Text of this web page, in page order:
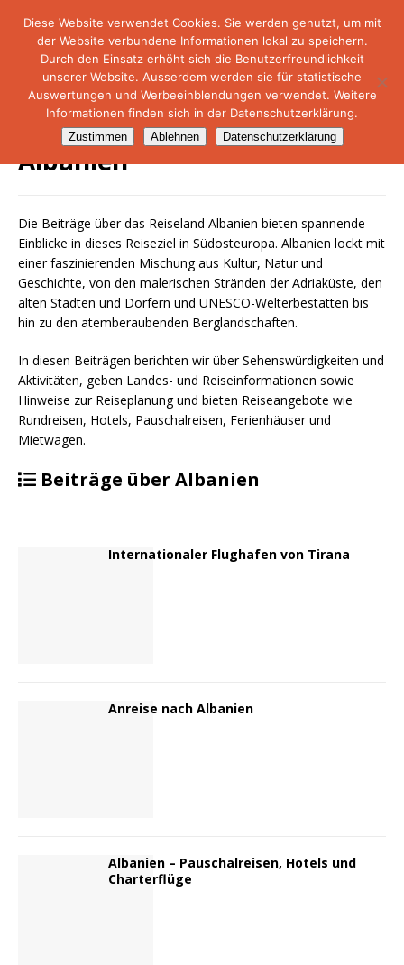
NetMare-Reiseportal
Albanien
Die Beiträge über das Reiseland Albanien bieten spannende
Einblicke in dieses Reiseziel in Südosteuropa. Albanien lockt mit
einer faszinierenden Mischung aus Kultur, Natur und
Geschichte, von den malerischen Stränden der Adriaküste, den
alten Städten und Dörfern und UNESCO-Welterbestätten bis
hin zu den atemberaubenden Berglandschaften.
In diesen Beiträgen berichten wir über Sehenswürdigkeiten und
Aktivitäten, geben Landes- und Reiseinformationen sowie
Hinweise zur Reiseplanung und bieten Reiseangebote wie
Rundreisen, Hotels, Pauschalreisen, Ferienhäuser und
Mietwagen.
Beiträge über Albanien
Internationaler Flughafen von Tirana
Anreise nach Albanien
Albanien – Pauschalreisen, Hotels und
Charterflüge
Diese Website verwendet Cookies. Sie werden genutzt, um mit
der Website verbundene Informationen lokal zu speichern.
Durch den Einsatz erhöht sich die Benutzerfreundlichkeit
unserer Website. Ausserdem werden sie für statistische
Auswertungen und Werbeeinblendungen verwendet. Weitere
Informationen finden sich in der Datenschutzerklärung.
Zustimmen Ablehnen Datenschutzerklärung